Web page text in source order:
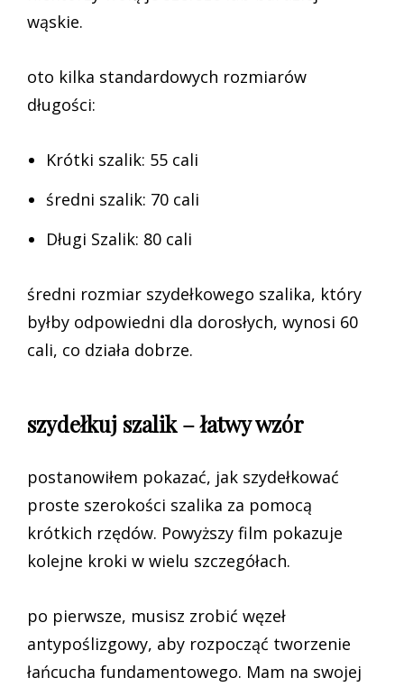
wąskie.
oto kilka standardowych rozmiarów
długości:
Krótki szalik: 55 cali
średni szalik: 70 cali
Długi Szalik: 80 cali
średni rozmiar szydełkowego szalika, który
byłby odpowiedni dla dorosłych, wynosi 60
cali, co działa dobrze.
szydełkuj szalik – łatwy wzór
postanowiłem pokazać, jak szydełkować
proste szerokości szalika za pomocą
krótkich rzędów. Powyższy film pokazuje
kolejne kroki w wielu szczegółach.
po pierwsze, musisz zrobić węzeł
antypoślizgowy, aby rozpocząć tworzenie
łańcucha fundamentowego. Mam na swojej